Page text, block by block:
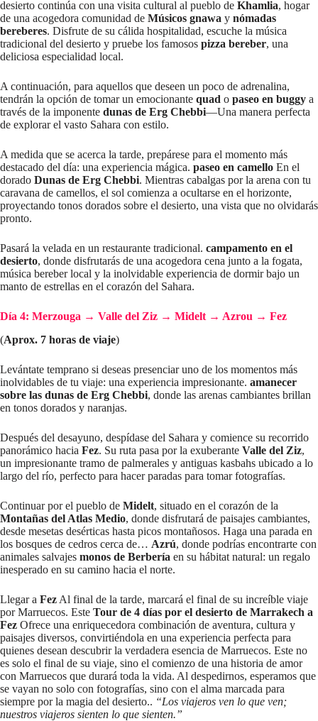
desierto continúa con una visita cultural al pueblo de Khamlia, hogar
de una acogedora comunidad de Músicos gnawa y nómadas
bereberes. Disfrute de su cálida hospitalidad, escuche la música
tradicional del desierto y pruebe los famosos pizza bereber, una
deliciosa especialidad local.
A continuación, para aquellos que deseen un poco de adrenalina,
tendrán la opción de tomar un emocionante quad o paseo en buggy a
través de la imponente dunas de Erg Chebbi—Una manera perfecta
de explorar el vasto Sahara con estilo.
A medida que se acerca la tarde, prepárese para el momento más
destacado del día: una experiencia mágica. paseo en camello En el
dorado Dunas de Erg Chebbi. Mientras cabalgas por la arena con tu
caravana de camellos, el sol comienza a ocultarse en el horizonte,
proyectando tonos dorados sobre el desierto, una vista que no olvidarás
pronto.
Pasará la velada en un restaurante tradicional. campamento en el
desierto, donde disfrutarás de una acogedora cena junto a la fogata,
música bereber local y la inolvidable experiencia de dormir bajo un
manto de estrellas en el corazón del Sahara.
Día 4: Merzouga → Valle del Ziz → Midelt → Azrou → Fez
(Aprox. 7 horas de viaje)
Levántate temprano si deseas presenciar uno de los momentos más
inolvidables de tu viaje: una experiencia impresionante. amanecer
sobre las dunas de Erg Chebbi, donde las arenas cambiantes brillan
en tonos dorados y naranjas.
Después del desayuno, despídase del Sahara y comience su recorrido
panorámico hacia Fez. Su ruta pasa por la exuberante Valle del Ziz,
un impresionante tramo de palmerales y antiguas kasbahs ubicado a lo
largo del río, perfecto para hacer paradas para tomar fotografías.
Continuar por el pueblo de Midelt, situado en el corazón de la
Montañas del Atlas Medio, donde disfrutará de paisajes cambiantes,
desde mesetas desérticas hasta picos montañosos. Haga una parada en
los bosques de cedros cerca de… Azrú, donde podrías encontrarte con
animales salvajes monos de Berbería en su hábitat natural: un regalo
inesperado en su camino hacia el norte.
Llegar a Fez Al final de la tarde, marcará el final de su increíble viaje
por Marruecos. Este Tour de 4 días por el desierto de Marrakech a
Fez Ofrece una enriquecedora combinación de aventura, cultura y
paisajes diversos, convirtiéndola en una experiencia perfecta para
quienes desean descubrir la verdadera esencia de Marruecos. Este no
es solo el final de su viaje, sino el comienzo de una historia de amor
con Marruecos que durará toda la vida. Al despedirnos, esperamos que
se vayan no solo con fotografías, sino con el alma marcada para
siempre por la magia del desierto.. “Los viajeros ven lo que ven;
nuestros viajeros sienten lo que sienten.”